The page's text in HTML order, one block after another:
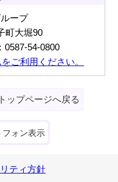
ープ
町大堀90
54-0800
ご利用ください。
トップページへ戻る
フォン表示
ティ方針